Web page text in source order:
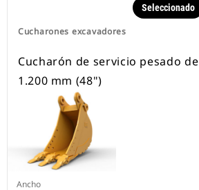
Cucharones excavadores
Seleccionado
Cucharón de servicio pesado de
1.200 mm (48")
Ancho